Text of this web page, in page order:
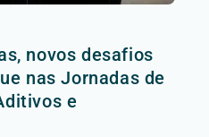
novos desafios
nas Jornadas de
e